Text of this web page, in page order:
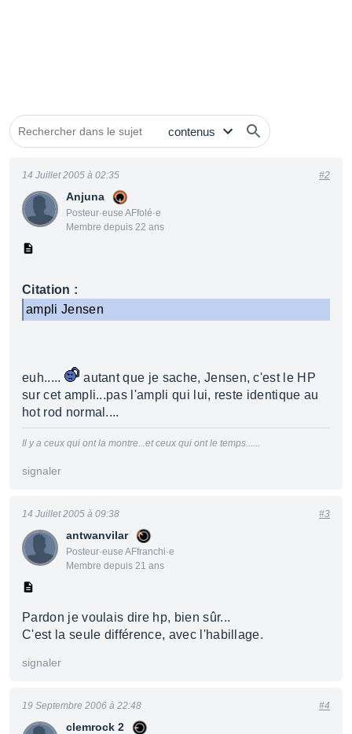
Anjuna
Posteur·euse AFfolé·e
Membre depuis 22 ans
14 Juillet 2005 à 02:35 #2
Citation :
ampli Jensen
euh.....
autant que je sache, Jensen, c'est le HP
sur cet ampli...pas l'ampli qui lui, reste identique au
hot rod normal....
Il y a ceux qui ont la montre...et ceux qui ont le temps......
signaler
antwanvilar
Posteur·euse AFfranchi·e
Membre depuis 21 ans
14 Juillet 2005 à 09:38 #3
Pardon je voulais dire hp, bien sûr...
C'est la seule différence, avec l'habillage.
signaler
clemrock 2
19 Septembre 2006 à 22:48 #4